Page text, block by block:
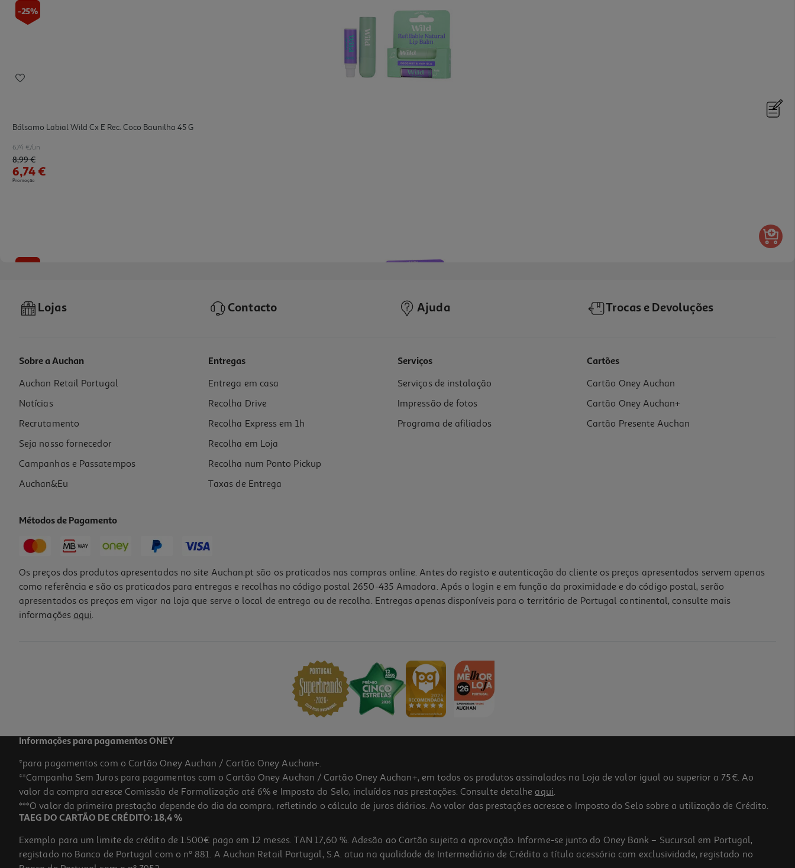
-25%
Bálsamo Labial Wild Cx E Rec. Coco Baunilha 45 G
6.74 €/un
Price reduced from
8,99 €to
6,74 €
Promoção
Bálsamo Labial Wild Recarga Coco E Baunilha 45 G
3.74 €/un
3,74 €
-25%
Lojas Contacto Ajuda Trocas e Devoluções
Sobre a Auchan
Auchan Retail Portugal
Notícias
Recrutamento
Seja nosso fornecedor
Campanhas e Passatempos
Auchan&Eu
Entregas
Entrega em casa
Recolha Drive
Recolha Express em 1h
Recolha em Loja
Recolha num Ponto Pickup
Taxas de Entrega
Serviços
Serviços de instalação
Impressão de fotos
Programa de afiliados
Cartões
Cartão Oney Auchan
Cartão Oney Auchan+
Cartão Presente Auchan
Métodos de Pagamento
Os preços dos produtos apresentados no site Auchan.pt são os praticados nas compras online. Antes do registo e autenticação do cliente os preços apresentados servem apenas
como referência e são os praticados para entregas e recolhas no código postal 2650-435 Amadora. Após o login e em função da proximidade e do código postal, serão
apresentados os preços em vigor na loja que serve o local de entrega ou de recolha. Entregas apenas disponíveis para o território de Portugal continental, consulte mais
informações aqui.
Informações para pagamentos ONEY
*para pagamentos com o Cartão Oney Auchan / Cartão Oney Auchan+.
**Campanha Sem Juros para pagamentos com o Cartão Oney Auchan / Cartão Oney Auchan+, em todos os produtos assinalados na Loja de valor igual ou superior a 75€. Ao
valor da compra acresce Comissão de Formalização até 6% e Imposto do Selo, incluídos nas prestações. Consulte detalhe aqui.
***O valor da primeira prestação depende do dia da compra, refletindo o cálculo de juros diários. Ao valor das prestações acresce o Imposto do Selo sobre a utilização de Crédito.
TAEG DO CARTÃO DE CRÉDITO: 18,4 %
Exemplo para um limite de crédito de 1.500€ pago em 12 meses. TAN 17,60 %. Adesão ao Cartão sujeita a aprovação. Informe-se junto do Oney Bank – Sucursal em Portugal,
registado no Banco de Portugal com o nº 881. A Auchan Retail Portugal, S.A. atua na qualidade de Intermediário de Crédito a título acessório com exclusividade, registado no